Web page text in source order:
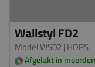
Wallstyl FD2
Model WS02| HDPS
Afgelakt in